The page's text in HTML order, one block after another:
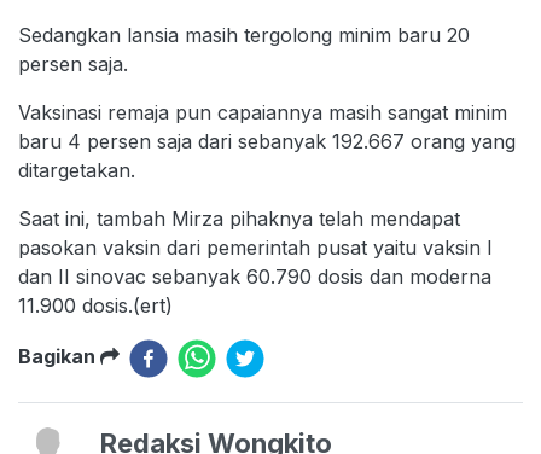
Sedangkan lansia masih tergolong minim baru 20
persen saja.
Vaksinasi remaja pun capaiannya masih sangat minim
baru 4 persen saja dari sebanyak 192.667 orang yang
ditargetakan.
Saat ini, tambah Mirza pihaknya telah mendapat
pasokan vaksin dari pemerintah pusat yaitu vaksin I
dan II sinovac sebanyak 60.790 dosis dan moderna
11.900 dosis.(ert)
Bagikan
Redaksi Wongkito